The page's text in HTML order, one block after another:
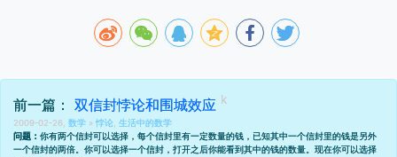
前一篇： 双信封悖论和围城效应
2009-02-26, 数学 » 悖论, 生活中的数学
问题： 你有两个信封可以选择，每个信封里有一定数量的钱，已知其中一个信封里的钱是另外
一个信封的两倍。你可以选择一个信封，打开之后你能看到其中的钱的数量。现在你可以选择